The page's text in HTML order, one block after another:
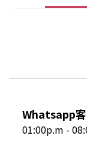
Whatsapp
01:00p.m -